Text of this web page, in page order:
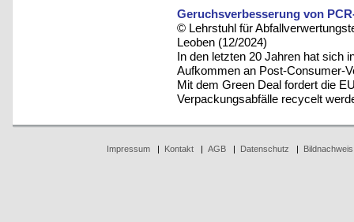
Geruchsverbesserung von
© Lehrstuhl für
Leoben (12/2024)
In den letzten 20 Jahren hat sich
Aufkommen an Post-Consumer-
Mit dem Green Deal fordert die
Verpackungsabfälle recycelt
Impressum| Kontakt| AGB| Datenschutz Bildnachweis